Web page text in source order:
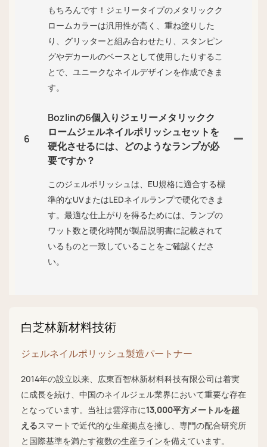
もちろんです！ジェリータイプのメタリックク
ロームカラーは汎用性が高く、重ね塗りした
り、グリッターと組み合わせたり、スタンピン
グやデカールのベースとして使用したりするこ
とで、ユニークなネイルデザインを作成できま
す。
6
Bozlinの6個入りジェリーメタリックク
ロームジェルネイルポリッシュセットを
硬化させるには、どのようなランプが必
要ですか？
このジェルポリッシュは、EU規格に適合する標
準的なUVまたはLEDネイルランプで硬化できま
す。最適な仕上がりを得るためには、ランプの
ワット数と硬化時間が製品説明書に記載されて
いるものと一致していることをご確認くださ
い。
白芝林新材料技術
ジェルネイルポリッシュ製造パートナー
2014年の設立以来、広東百智林新材料科技有限公司は着実
に成長を続け、中国のネイルジェル業界において重要な存在
となっています。当社は雲浮市に13,000平方メートルを超
えるスマートで近代的な生産拠点を擁し、専門の配合研究所
と国際基準を満たす複数の生産ラインを備えています。